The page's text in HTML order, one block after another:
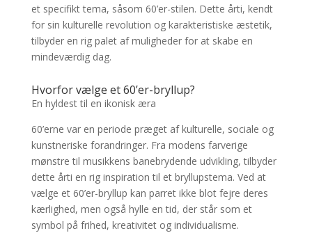
et specifikt tema, såsom 60’er-stilen. Dette årti, kendt
for sin kulturelle revolution og karakteristiske æstetik,
tilbyder en rig palet af muligheder for at skabe en
mindeværdig dag.
Hvorfor vælge et 60’er-bryllup?
En hyldest til en ikonisk æra
60’erne var en periode præget af kulturelle, sociale og
kunstneriske forandringer. Fra modens farverige
mønstre til musikkens banebrydende udvikling, tilbyder
dette årti en rig inspiration til et bryllupstema. Ved at
vælge et 60’er-bryllup kan parret ikke blot fejre deres
kærlighed, men også hylle en tid, der står som et
symbol på frihed, kreativitet og individualisme.